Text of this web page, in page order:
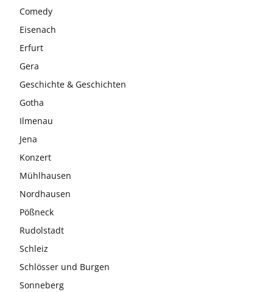
Comedy
Eisenach
Erfurt
Gera
Geschichte & Geschichten
Gotha
Ilmenau
Jena
Konzert
Mühlhausen
Nordhausen
Pößneck
Rudolstadt
Schleiz
Schlösser und Burgen
Sonneberg